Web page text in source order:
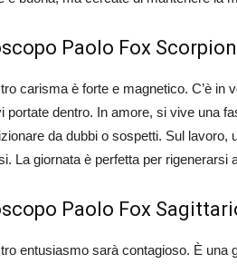
Paolo Fox
carisma è forte e magnetico. C’è in
portate dentro. In amore, si vive una
da dubbi o sospetti. Sul
La giornata è perfetta per rigenerarsi
Paolo Fox
entusiasmo sarà contagioso. È una